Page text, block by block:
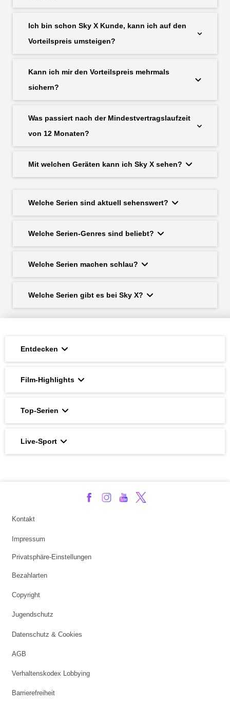
Ich bin schon Sky X Kunde, kann ich auf den
Vorteilspreis umsteigen?
Kann ich mir den Vorteilspreis mehrmals
sichern?
Was passiert nach der Mindestvertragslaufzeit
von 12 Monaten?
Mit welchen Geräten kann ich Sky X sehen?
Welche Serien sind aktuell sehenswert?
Welche Serien-Genres sind beliebt?
Welche Serien machen schlau?
Welche Serien gibt es bei Sky X?
Entdecken
Film-Highlights
Top-Serien
Live-Sport
Kontakt
Impressum
Privatsphäre-Einstellungen
Bezahlarten
Copyright
Jugendschutz
Datenschutz & Cookies
AGB
Verhaltenskodex Lobbying
Barrierefreiheit